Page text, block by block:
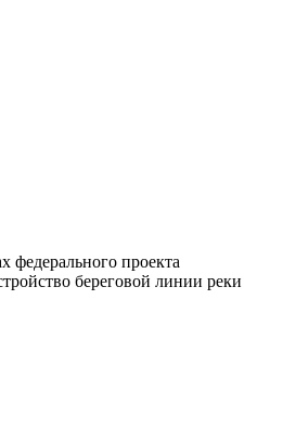
федерального проекта
береговой линии реки